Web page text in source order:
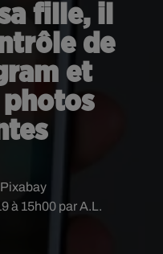
fille, il
de
et
à 15h00 par A.L.
Pixabay